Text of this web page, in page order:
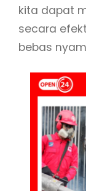
kita dapat
secara
bebas